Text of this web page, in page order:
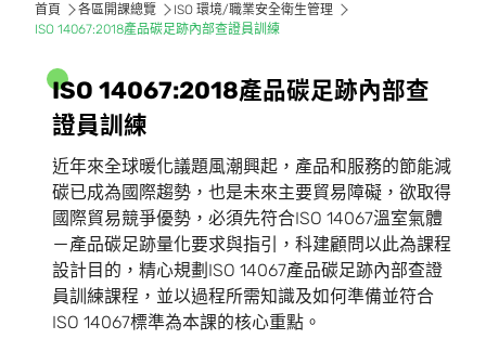
首頁 各區開課總覽
ISO 環境/職業安全衛生管理
ISO 14067:2018產品碳足跡內部查證員訓練
ISO 14067:2018產品碳足跡內部查
證員訓 練
近年來全球暖化議題風潮興起，產品和服務的節能減
碳已成為國際趨勢，也是未來主要貿易障礙，欲取得
國際貿易競爭優勢，必須先符合ISO 14067溫室氣體
－產品碳足跡量化要求與指引，科建顧問以此為課程
設計目的，精心規劃ISO 14067產品碳足跡內部查證
員訓練課程，並以過程所需知識及如何準備並符合
ISO 14067標準為本課的核心重點。